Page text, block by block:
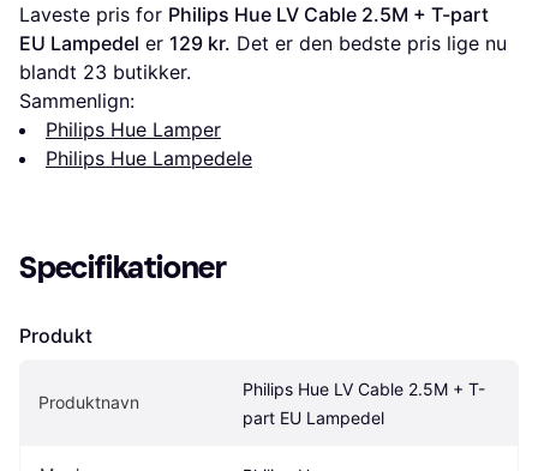
Laveste pris for Philips Hue LV Cable 2.5M + T-part
EU Lampedel er 129 kr. Det er den bedste pris lige nu
blandt 23 butikker.
Sammenlign:
Philips Hue Lamper
Philips Hue Lampedele
Specifikationer
Produkt
Produktnavn
Philips Hue LV Cable 2.5M + T-
part EU Lampedel